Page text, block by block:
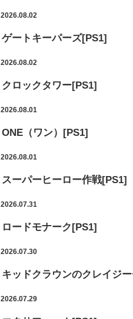
2026.08.02
ゲートキーパーズ[PS1]
2026.08.02
クロックタワー[PS1]
2026.08.01
ONE（ワン）[PS1]
2026.08.01
スーパーヒーロー作戦[PS1]
2026.07.31
ロードモナーク[PS1]
2026.07.30
キッドクラウンのクレイジ
2026.07.29